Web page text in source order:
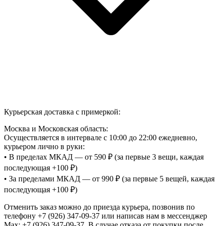
Курьерская доставка с примеркой:
Москва и Московская область:
Осуществляется в интервале с 10:00 до 22:00 ежедневно,
курьером лично в руки:
• В пределах МКАД — от 590 ₽ (за первые 3 вещи, каждая
последующая +100 ₽)
• За пределами МКАД — от 990 ₽ (за первые 5 вещей, каждая
последующая +100 ₽)
Отменить заказ можно до приезда курьера, позвонив по
телефону +7 (926) 347-09-37 или написав нам в мессенджер